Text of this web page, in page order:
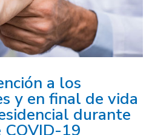
a los
y en final de vida
durante
COVID-19